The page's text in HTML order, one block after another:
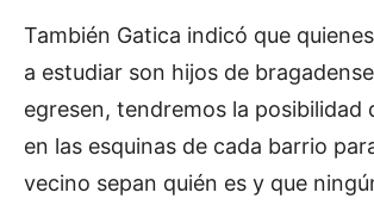
También Gatica indicó que
a estudiar son hijos de
egresen, tendremos la posibilidad
en las esquinas de cada barrio
vecino sepan quién es y que